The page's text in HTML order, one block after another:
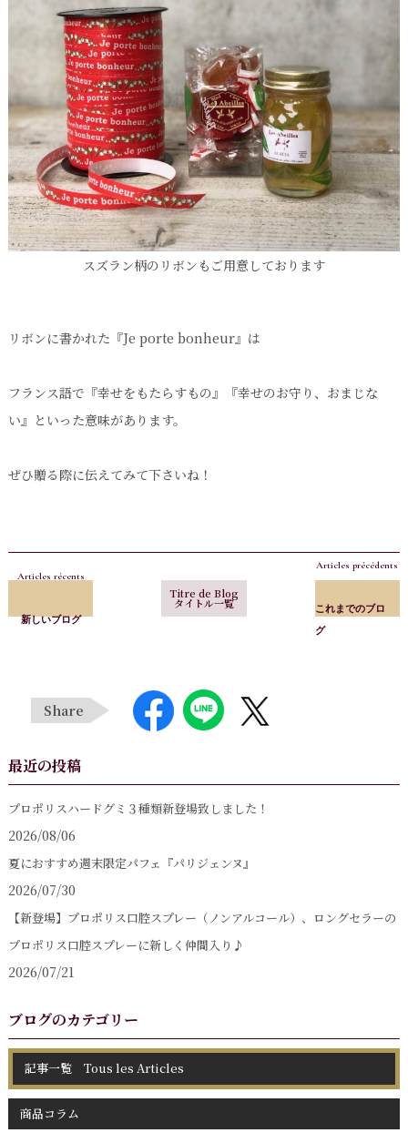
スズラン柄のリボンもご用意しております
リボンに書かれた『Je porte bonheur』は
フランス語で『幸せをもたらすもの』『幸せのお守り、おまじな
い』といった意味があります。
ぜひ贈る際に伝えてみて下さいね！
Articles récents
新しいブログ
Titre de Blog
タイトル一覧
Articles précédents
これまでのブロ
グ
Share
最近の投稿
プロポリスハードグミ３種類新登場致しました！
2026/08/06
夏におすすめ週末限定パフェ『パリジェンヌ』
2026/07/30
【新登場】プロポリス口腔スプレー（ノンアルコール）、ロングセラーの
プロポリス口腔スプレーに新しく仲間入り♪
2026/07/21
ブログのカテゴリー
記事一覧 Tous les Articles
商品コラム